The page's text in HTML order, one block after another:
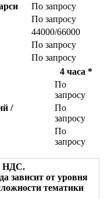
По запросу
По запросу
44000/66000
По запросу
По запросу
4 часа *
По
запросу
/
По
запросу
По
запросу
НДС.
зависит от уровня
тематики